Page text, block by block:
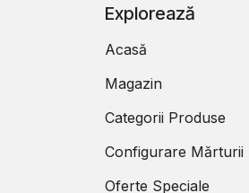
Explorează
Acasă
Magazin
Categorii Produse
Configurare Mărturii
Oferte Speciale